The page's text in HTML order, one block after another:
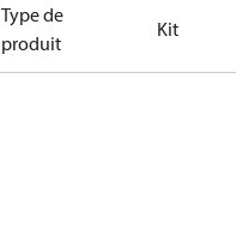
Type de
produit
Kit